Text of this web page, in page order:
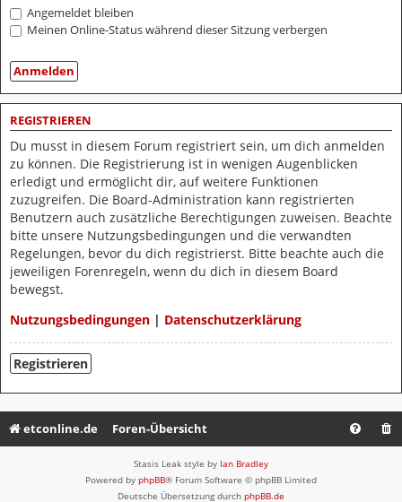
Angemeldet bleiben
Meinen Online-Status während dieser Sitzung verbergen
REGISTRIEREN
Du musst in diesem Forum registriert sein, um dich anmelden
zu können. Die Registrierung ist in wenigen Augenblicken
erledigt und ermöglicht dir, auf weitere Funktionen
zuzugreifen. Die Board-Administration kann registrierten
Benutzern auch zusätzliche Berechtigungen zuweisen. Beachte
bitte unsere Nutzungsbedingungen und die verwandten
Regelungen, bevor du dich registrierst. Bitte beachte auch die
jeweiligen Forenregeln, wenn du dich in diesem Board
bewegst.
Nutzungsbedingungen | Datenschutzerklärung
Registrieren
etconline.de Foren-Übersicht
Stasis Leak style by Ian Bradley
Powered by phpBB® Forum Software © phpBB Limited
Deutsche Übersetzung durch phpBB.de